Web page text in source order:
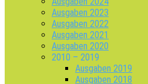
Ausgaben 2023
Ausgaben 2022
Ausgaben 2021
Ausgaben 2020
2010 – 2019
Ausgaben 2019
Ausgaben 2018